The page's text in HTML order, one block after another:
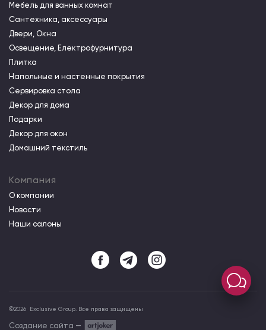
Мебель для ванных комнат
Сантехника, аксессуары
Двери, Окна
Освещение, Електрофурнитура
Плитка
Напольные и настенные покрытия
Сервировка стола
Декор для дома
Подарки
Декор для окон
Домашний текстиль
Компания
О компании
Новости
Наши салоны
©2026 Exclusive Group. Все права защищены
Создание сайта —